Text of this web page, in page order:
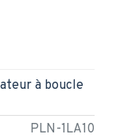
PLN-1LA10
à boucle